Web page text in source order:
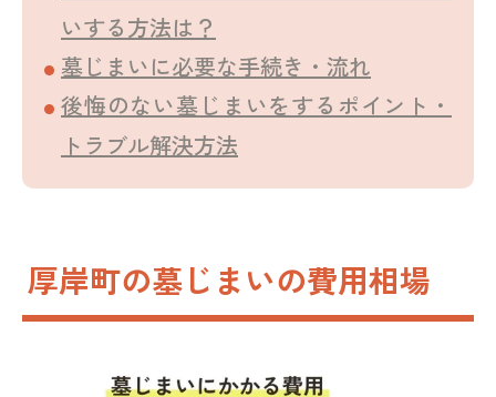
いする方法は？
墓じまいに必要な手続き・流れ
後悔のない墓じまいをするポイント・
トラブル解決方法
厚岸町の墓じまいの費用相場